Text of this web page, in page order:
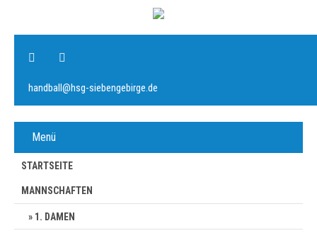
handball@hsg-siebengebirge.de
Menü
STARTSEITE
MANNSCHAFTEN
1. DAMEN